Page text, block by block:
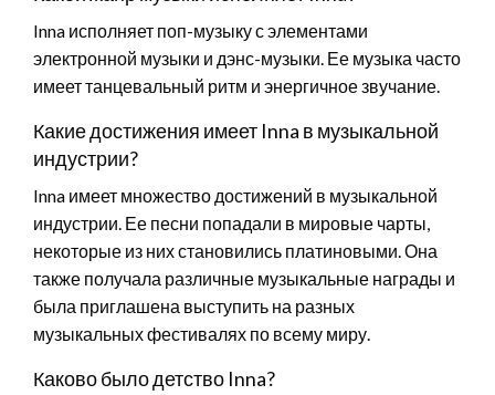
Inna исполняет поп-музыку с элементами
электронной музыки и дэнс-музыки. Ее музыка часто
имеет танцевальный ритм и энергичное звучание.
Какие достижения имеет Inna в музыкальной
индустрии?
Inna имеет множество достижений в музыкальной
индустрии. Ее песни попадали в мировые чарты,
некоторые из них становились платиновыми. Она
также получала различные музыкальные награды и
была приглашена выступить на разных
музыкальных фестивалях по всему миру.
Каково было детство Inna?